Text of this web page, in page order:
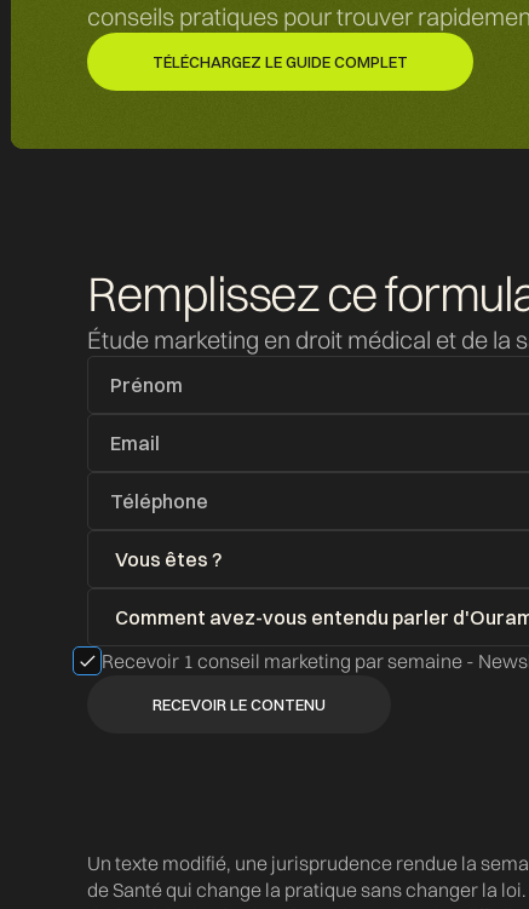
conseils pratiques pour trouver
TÉLÉCHARGEZ LE GUIDE COMPLET
Remplissez ce
Étude marketing en droit médical et de la
Recevoir 1 conseil marketing par semaine -
Un texte modifié, une jurisprudence rendue la
de Santé qui change la pratique sans changer la